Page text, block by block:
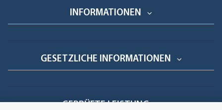
INFORMATIONEN
GESETZLICHE INFORMATIONEN